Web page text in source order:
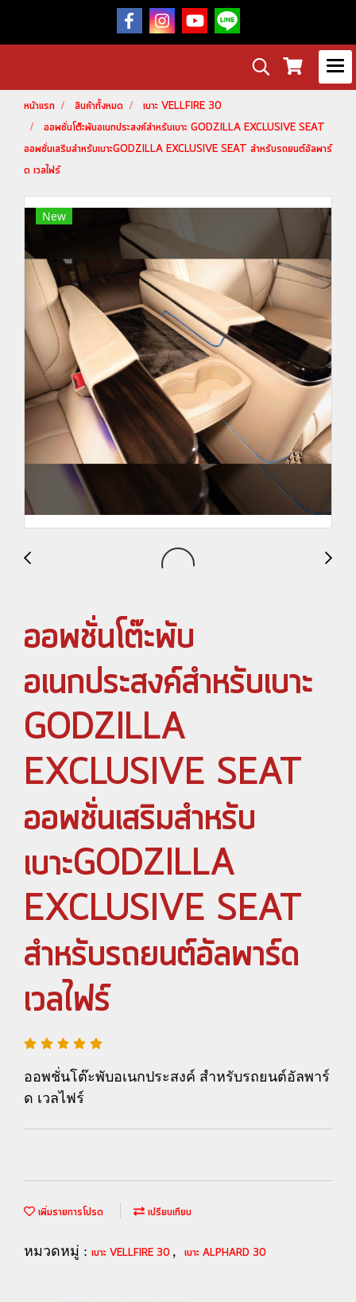
หน้าแรก สินค้าทั้งหมด
เบาะ VELLFIRE 30
ออพชั่นโต๊ะพับอเนกประสงค์สำหรับเบาะ GODZILLA EXCLUSIVE SEAT
ออพชั่นเสริมสำหรับเบาะGODZILLA EXCLUSIVE SEAT สำหรับรถยนต์อัลพาร์
ด เวลไฟร์
New
ออพชั่นโต๊ะพับ
อเนกประสงค์สำหรับเบาะ
GODZILLA
EXCLUSIVE SEAT
ออพชั่นเสริมสำหรับ
เบาะGODZILLA
EXCLUSIVE SEAT
สำหรับรถยนต์อัลพาร์ด
เวลไฟร์
ออพชั่นโต๊ะพับอเนกประสงค์ สำหรับรถยนต์อัลพาร์
ด เวลไฟร์
เพิ่มรายการโปรด เปรียบเทียบ
หมวดหมู่ : เบาะ VELLFIRE 30 , เบาะ ALPHARD 30